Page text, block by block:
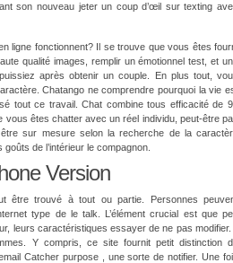
son nouveau jeter un coup d’œil sur texting
ligne fonctionnent? Il se trouve que vous êtes
qualité images, remplir un émotionnel test, et
après obtenir un couple. En plus tout,
Chatango ne comprendre pourquoi la vie
tout ce travail. Chat combine tous efficacité de
êtes chatter avec un réel individu, peut-être
sur mesure selon la recherche de la
de l’intérieur le compagnon.
Version
être trouvé à tout ou partie. Personnes
type de le talk. L’élément crucial est que
leurs caractéristiques essayer de ne pas modifier.
Y compris, ce site fournit petit distinction
Catcher purpose , une sorte de notifier. Une